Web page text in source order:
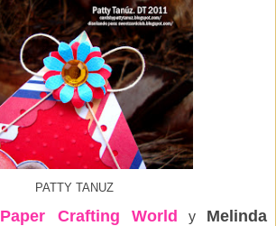
PATTY TANUZ
Paper Crafting World y Melinda